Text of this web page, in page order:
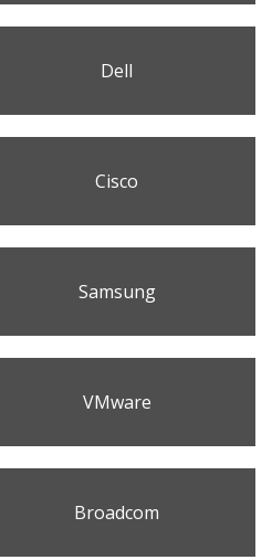
Dell
Cisco
Samsung
VMware
Broadcom